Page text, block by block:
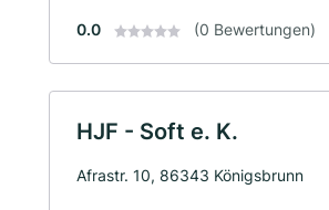
0.0 (0 Bewertungen)
HJF - Soft e. K.
Afrastr. 10, 86343 Königsbrunn